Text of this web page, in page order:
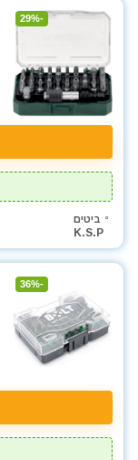
-29%
ביטים
K.S.P
-36%